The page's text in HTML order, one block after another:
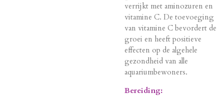
verrijkt met aminozuren en
vitamine C. De toevoeging
van vitamine C bevordert de
groei en heeft positieve
effecten op de algehele
gezondheid van alle
aquariumbewoners.
Bereiding: